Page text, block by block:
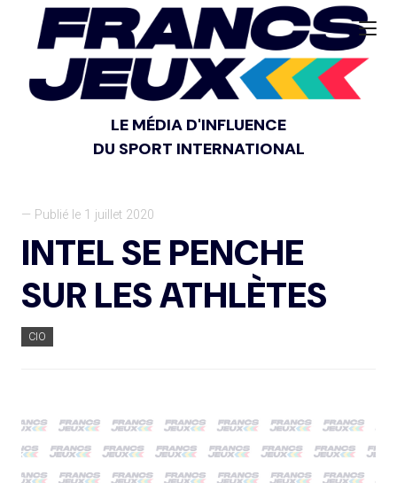
LE MÉDIA D'INFLUENCE
DU SPORT INTERNATIONAL
— Publié le 1 juillet 2020
INTEL SE PENCHE
SUR LES ATHLÈTES
CIO